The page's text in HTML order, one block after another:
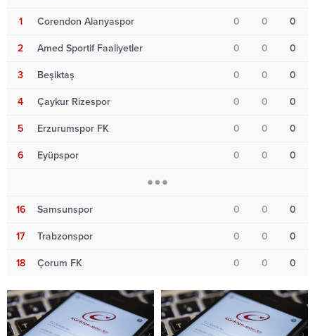
1 Corendon Alanyaspor 0 0 0
2 Amed Sportif Faaliyetler 0 0 0
3 Beşiktaş 0 0 0
4 Çaykur Rizespor 0 0 0
5 Erzurumspor FK 0 0 0
6 Eyüpspor 0 0 0
16 Samsunspor 0 0 0
17 Trabzonspor 0 0 0
18 Çorum FK 0 0 0